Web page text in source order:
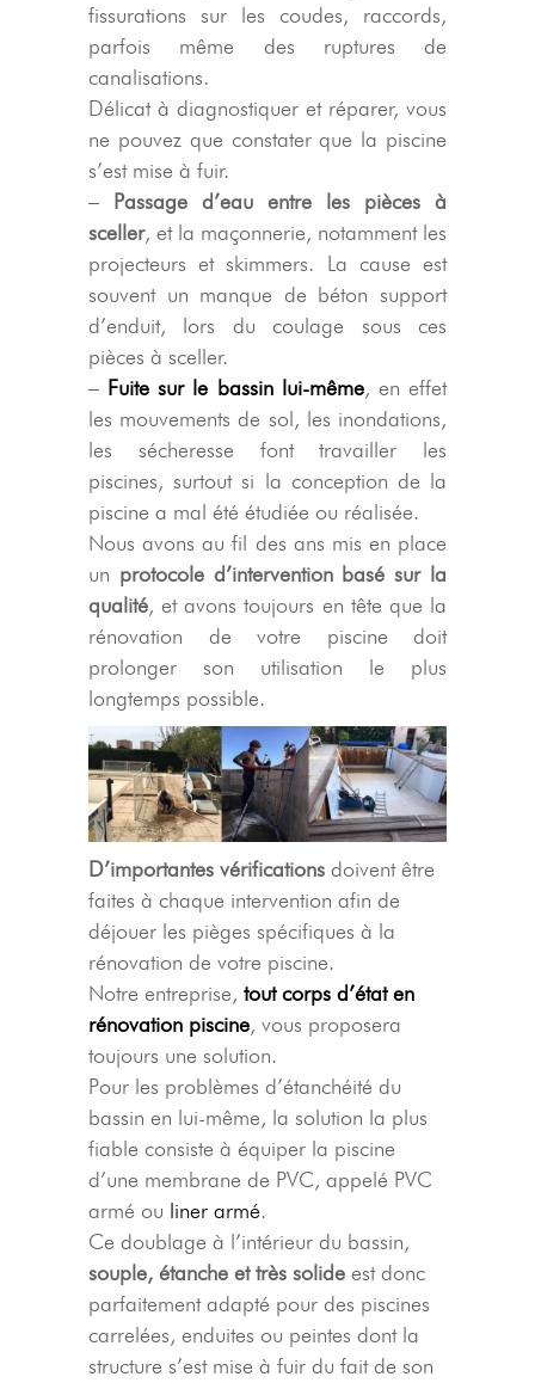
fissurations sur les coudes, raccords,
parfois même des ruptures de
canalisations.
Délicat à diagnostiquer et réparer, vous
ne pouvez que constater que la piscine
s’est mise à fuir.
– Passage d’eau entre les pièces à
sceller, et la maçonnerie, notamment les
projecteurs et skimmers. La cause est
souvent un manque de béton support
d’enduit, lors du coulage sous ces
pièces à sceller.
– Fuite sur le bassin lui-même, en effet
les mouvements de sol, les inondations,
les sécheresse font travailler les
piscines, surtout si la conception de la
piscine a mal été étudiée ou réalisée.
Nous avons au fil des ans mis en place
un protocole d’intervention basé sur la
qualité, et avons toujours en tête que la
rénovation de votre piscine doit
prolonger son utilisation le plus
longtemps possible.
D’importantes vérifications doivent être
faites à chaque intervention afin de
déjouer les pièges spécifiques à la
rénovation de votre piscine.
Notre entreprise, tout corps d’état en
rénovation piscine, vous proposera
toujours une solution.
Pour les problèmes d’étanchéité du
bassin en lui-même, la solution la plus
fiable consiste à équiper la piscine
d’une membrane de PVC, appelé PVC
armé ou liner armé.
Ce doublage à l’intérieur du bassin,
souple, étanche et très solide est donc
parfaitement adapté pour des piscines
carrelées, enduites ou peintes dont la
structure s’est mise à fuir du fait de son